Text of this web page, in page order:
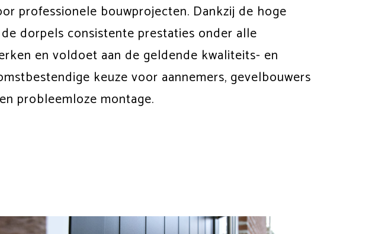
professionele bouwprojecten. Dankzij de hoge
dorpels consistente prestaties onder alle
en voldoet aan de geldende kwaliteits- en
keuze voor aannemers, gevelbouwers
probleemloze montage.